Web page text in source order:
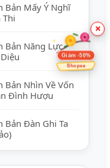
Bản Mấy Ý Nghĩ
Thi
Bản Năng Lực
Bản Nhìn Về Vốn
Đình Hượu
Bản Đàn Ghi Ta
×
Giảm -50%
Shopee